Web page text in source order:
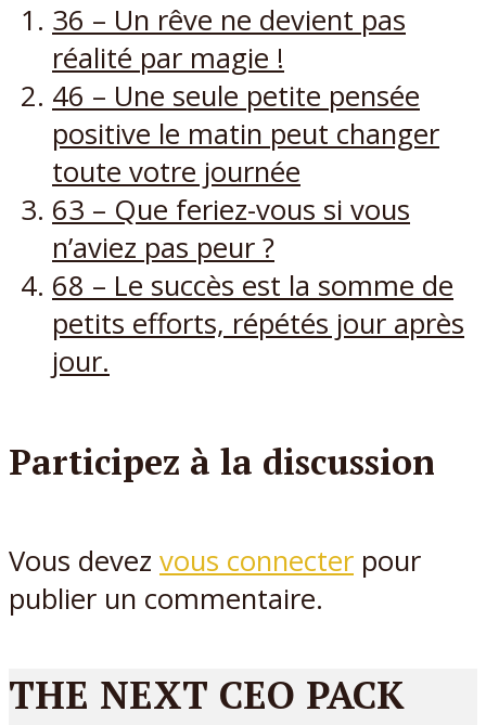
36 – Un rêve ne devient pas
réalité par magie !
46 – Une seule petite pensée
positive le matin peut changer
toute votre journée
63 – Que feriez-vous si vous
n’aviez pas peur ?
68 – Le succès est la somme de
petits efforts, répétés jour après
jour.
Participez à la discussion
Vous devez vous connecter pour
publier un commentaire.
THE NEXT CEO PACK